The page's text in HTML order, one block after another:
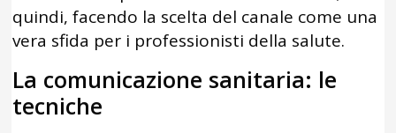
quindi, facendo la scelta del canale come una
vera sfida per i professionisti della salute.
La comunicazione sanitaria: le
tecniche